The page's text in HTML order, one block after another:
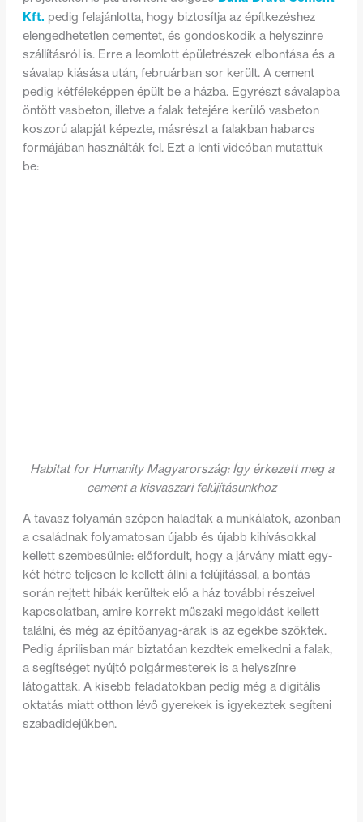
Kft. pedig felajánlotta, hogy biztosítja az építkezéshez
elengedhetetlen cementet, és gondoskodik a helyszínre
szállításról is. Erre a leomlott épületrészek elbontása és a
sávalap kiásása után, februárban sor került. A cement
pedig kétféleképpen épült be a házba. Egyrészt sávalapba
öntött vasbeton, illetve a falak tetejére kerülő vasbeton
koszorú alapját képezte, másrészt a falakban habarcs
formájában használták fel. Ezt a lenti videóban mutattuk
be:
Habitat for Humanity Magyarország: Így érkezett meg a
cement a kisvaszari felújításunkhoz
A tavasz folyamán szépen haladtak a munkálatok, azonban
a családnak folyamatosan újabb és újabb kihívásokkal
kellett szembesülnie: előfordult, hogy a járvány miatt egy-
két hétre teljesen le kellett állni a felújítással, a bontás
során rejtett hibák kerültek elő a ház további részeivel
kapcsolatban, amire korrekt műszaki megoldást kellett
találni, és még az építőanyag-árak is az egekbe szöktek.
Pedig áprilisban már biztatóan kezdtek emelkedni a falak,
a segítséget nyújtó polgármesterek is a helyszínre
látogattak. A kisebb feladatokban pedig még a digitális
oktatás miatt otthon lévő gyerekek is igyekeztek segíteni
szabadidejükben.